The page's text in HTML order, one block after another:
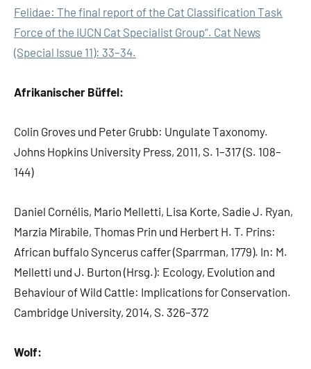
Felidae: The final report of the Cat Classification Task
Force of the IUCN Cat Specialist Group“. Cat News
(Special Issue 11): 33–34.
Afrikanischer Büffel:
Colin Groves und Peter Grubb: Ungulate Taxonomy.
Johns Hopkins University Press, 2011, S. 1–317 (S. 108–
144)
Daniel Cornélis, Mario Melletti, Lisa Korte, Sadie J. Ryan,
Marzia Mirabile, Thomas Prin und Herbert H. T. Prins:
African buffalo Syncerus caffer (Sparrman, 1779). In: M.
Melletti und J. Burton (Hrsg.): Ecology, Evolution and
Behaviour of Wild Cattle: Implications for Conservation.
Cambridge University, 2014, S. 326–372
Wolf: